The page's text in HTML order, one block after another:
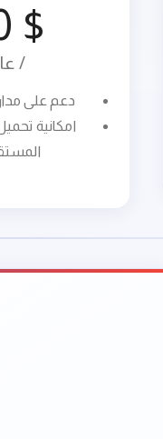
$ 30
/
دعم على مدار 24 ساعة
امكانية